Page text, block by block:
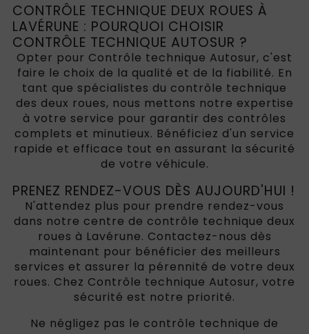
CONTRÔLE TECHNIQUE DEUX ROUES À
LAVÉRUNE : POURQUOI CHOISIR
CONTRÔLE TECHNIQUE AUTOSUR ?
Opter pour Contrôle technique Autosur, c'est
faire le choix de la qualité et de la fiabilité. En
tant que spécialistes du contrôle technique
des deux roues, nous mettons notre expertise
à votre service pour garantir des contrôles
complets et minutieux. Bénéficiez d'un service
rapide et efficace tout en assurant la sécurité
de votre véhicule.
PRENEZ RENDEZ-VOUS DÈS AUJOURD'HUI !
N'attendez plus pour prendre rendez-vous
dans notre centre de contrôle technique deux
roues à Lavérune. Contactez-nous dès
maintenant pour bénéficier des meilleurs
services et assurer la pérennité de votre deux
roues. Chez Contrôle technique Autosur, votre
sécurité est notre priorité.
Ne négligez pas le contrôle technique de